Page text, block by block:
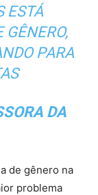
ESTÁ
GÊNERO,
PARA
DA
de gênero na
problema